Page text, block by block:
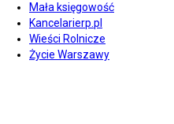
Mała księgowość
Kancelarierp.pl
Wieści Rolnicze
Życie Warszawy